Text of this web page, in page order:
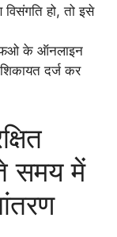
विसंगति हो, तो इसे
के ऑनलाइन
दर्ज कर
समय में